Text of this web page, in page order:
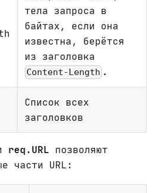
тела запроса в
байтах, если она
известна, берётся
из заголовка
Content-Length .
Список всех
заголовков
req.URL позволяют
части URL: